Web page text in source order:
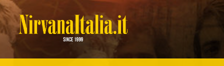
Salta
al
contenuto
NIRVANA ITALIA